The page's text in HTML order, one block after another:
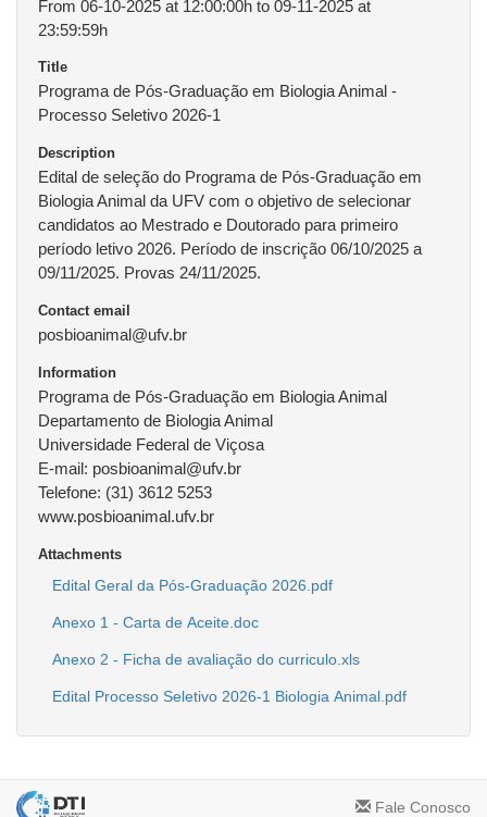
From 06-10-2025 at 12:00:00h to 09-11-2025 at
23:59:59h
Title
Programa de Pós-Graduação em Biologia Animal -
Processo Seletivo 2026-1
Description
Edital de seleção do Programa de Pós-Graduação em
Biologia Animal da UFV com o objetivo de selecionar
candidatos ao Mestrado e Doutorado para primeiro
período letivo 2026. Período de inscrição 06/10/2025 a
09/11/2025. Provas 24/11/2025.
Contact email
posbioanimal@ufv.br
Information
Programa de Pós-Graduação em Biologia Animal
Departamento de Biologia Animal
Universidade Federal de Viçosa
E-mail: posbioanimal@ufv.br
Telefone: (31) 3612 5253
www.posbioanimal.ufv.br
Attachments
Fale Conosco